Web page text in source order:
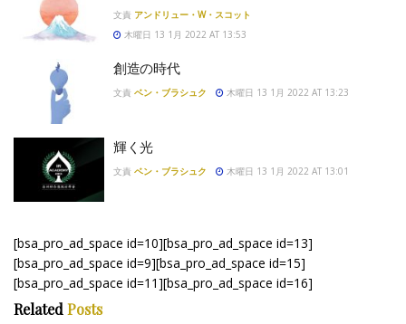
文責 アンドリュー・W・スコット
木曜日 13 1月 2022 AT 13:53
創造の時代
文責 ベン・ブラシュク 木曜日 13 1月 2022 AT 13:23
輝く光
文責 ベン・ブラシュク 木曜日 13 1月 2022 AT 13:01
[bsa_pro_ad_space id=10][bsa_pro_ad_space id=13]
[bsa_pro_ad_space id=9][bsa_pro_ad_space id=15]
[bsa_pro_ad_space id=11][bsa_pro_ad_space id=16]
Related Posts